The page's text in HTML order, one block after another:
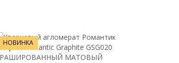
НОВИНКА